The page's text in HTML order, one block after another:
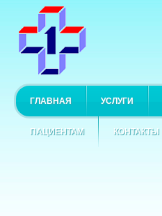
ГЛАВНАЯ УСЛУГИ
ПАЦИЕНТАМ КОНТАКТЫ